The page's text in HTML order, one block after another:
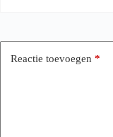
Reactie toevoegen *